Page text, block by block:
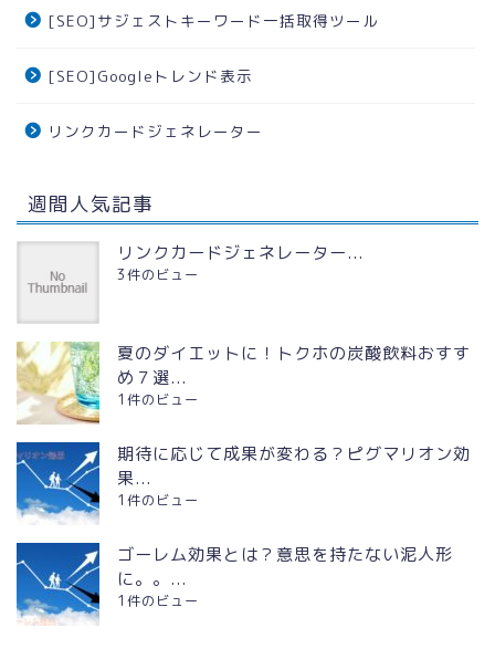
[SEO]サジェストキーワード一括取得ツール
[SEO]Googleトレンド表示
リンクカードジェネレーター
週間人気記事
リンクカードジェネレーター...
3件のビュー
夏のダイエットに！トクホの炭酸飲料おすす
め７選...
1件のビュー
期待に応じて成果が変わる？ピグマリオン効
果...
1件のビュー
ゴーレム効果とは？意思を持たない泥人形
に。。...
1件のビュー